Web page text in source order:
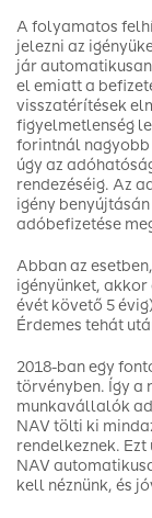
A folyamatos
jelezni az
jár
el emiatt a
visszatérítések
figyelmetlenség
forintnál
úgy az
rendezéséig. Az
igény
adóbefizetése
Abban az
igényünket,
évét követő 5
Érdemes tehát
2018-ban egy
törvényben. Így a
munkavállalók
NAV tölti ki
rendelkeznek.
NAV
kell néznünk, és